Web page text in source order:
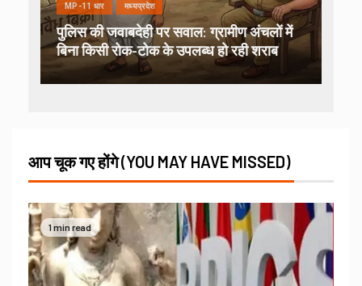
MP-11 धार मध्यप्रदेश
पुलिस की जवाबदेही पर सवाल: ग्रामीण अंचलों में
बिना किसी रोक-टोक के उपलब्ध हो रही शराब
आप चूक गए होंगे (YOU MAY HAVE MISSED)
1 min read